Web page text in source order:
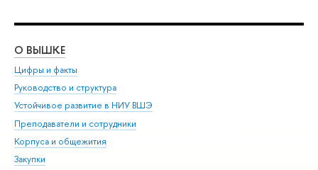
О ВЫШКЕ
Цифры и факты
Руководство и структура
Устойчивое развитие в НИУ ВШЭ
Преподаватели и сотрудники
Корпуса и общежития
Закупки